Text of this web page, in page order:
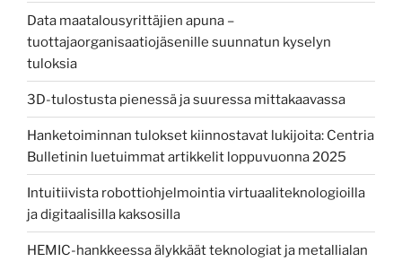
Data maatalousyrittäjien apuna –
tuottajaorganisaatiojäsenille suunnatun kyselyn
tuloksia
3D-tulostusta pienessä ja suuressa mittakaavassa
Hanketoiminnan tulokset kiinnostavat lukijoita: Centria
Bulletinin luetuimmat artikkelit loppuvuonna 2025
Intuitiivista robottiohjelmointia virtuaaliteknologioilla
ja digitaalisilla kaksosilla
HEMIC-hankkeessa älykkäät teknologiat ja metallialan